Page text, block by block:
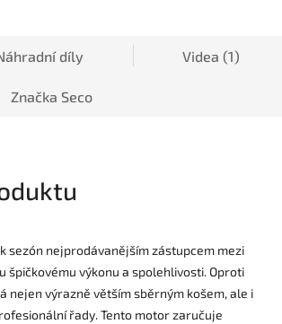
díly Videa (1)
Značka Seco
sezón nejprodávanějším zástupcem mezi
špičkovému výkonu a spolehlivosti. Oproti
nejen výrazně větším sběrným košem, ale i
řady. Tento motor zaručuje